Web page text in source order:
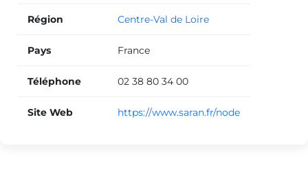
Région Centre-Val de Loire
Pays France
Téléphone 02 38 80 34 00
Site Web https://www.saran.fr/node